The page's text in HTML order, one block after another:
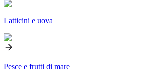
Latticini e uova
Pesce e frutti di mare